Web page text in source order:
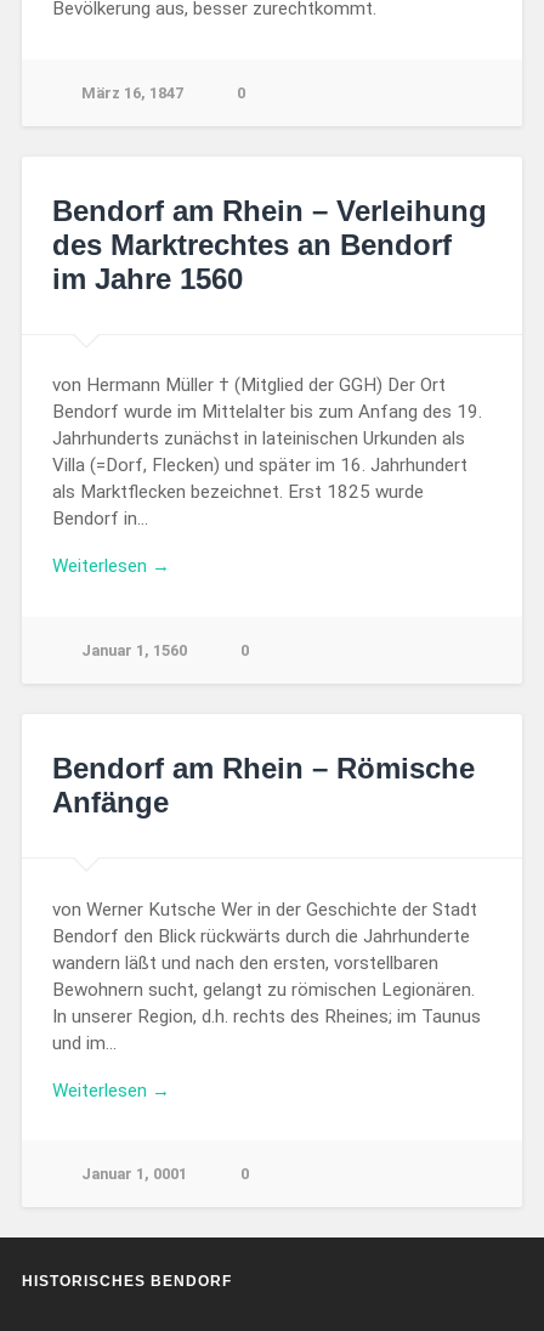
Bevölkerung aus, besser zurechtkommt.
März 16, 1847 0
Bendorf am Rhein – Verleihung
des Marktrechtes an Bendorf
im Jahre 1560
von Hermann Müller † (Mitglied der GGH) Der Ort
Bendorf wurde im Mittelalter bis zum Anfang des 19.
Jahrhunderts zunächst in lateinischen Urkunden als
Villa (=Dorf, Flecken) und später im 16. Jahrhundert
als Marktflecken bezeichnet. Erst 1825 wurde
Bendorf in…
Weiterlesen →
Januar 1, 1560 0
Bendorf am Rhein – Römische
Anfänge
von Werner Kutsche Wer in der Geschichte der Stadt
Bendorf den Blick rückwärts durch die Jahrhunderte
wandern läßt und nach den ersten, vorstellbaren
Bewohnern sucht, gelangt zu römischen Legionären.
In unserer Region, d.h. rechts des Rheines; im Taunus
und im…
Weiterlesen →
Januar 1, 0001 0
HISTORISCHES BENDORF